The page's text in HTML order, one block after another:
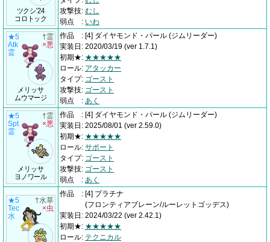
ツクシ'24
コロトック
攻撃技: むし
弱点
: いわ
★5
Atk
霊
メリッサ
ムウマージ
†霊
×悪
作品 : [4] ダイヤモンド・パール (ジムリーダー)
実装日 : 2020/03/19 (ver 1.7.1)
初期★: ★★★★★
ロール: アタッカー
タイプ: ゴースト
攻撃技: ゴースト
弱点
: あく
★5
Spt
霊
メリッサ
ヨノワール
†霊
×悪
作品 : [4] ダイヤモンド・パール (ジムリーダー)
実装日 : 2025/08/01 (ver 2.59.0)
初期★: ★★★★★
ロール: サポート
タイプ: ゴースト
攻撃技: ゴースト
弱点
: あく
★5
Tec
水
†水草
×虫
作品 : [4] プラチナ
(フロンティアブレーン/ルーレットゴッデス)
実装日 : 2024/03/22 (ver 2.42.1)
初期★: ★★★★★
ロール: テクニカル